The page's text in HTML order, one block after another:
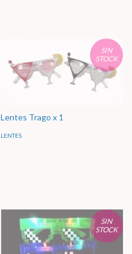
SIN
STOCK
Lentes Trago x 1
LENTES
SIN
STOCK